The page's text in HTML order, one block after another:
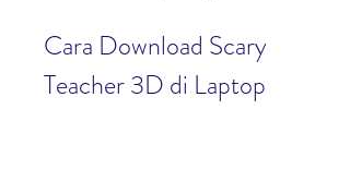
Cara Download Scary
Teacher 3D di Laptop